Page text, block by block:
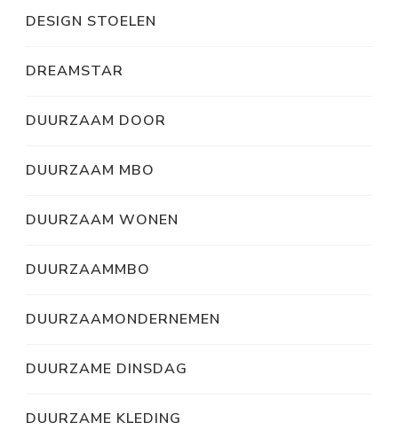
DESIGN STOELEN
DREAMSTAR
DUURZAAM DOOR
DUURZAAM MBO
DUURZAAM WONEN
DUURZAAMMBO
DUURZAAMONDERNEMEN
DUURZAME DINSDAG
DUURZAME KLEDING